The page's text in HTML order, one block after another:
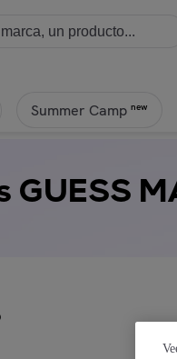
Summer Camp new
GUESS